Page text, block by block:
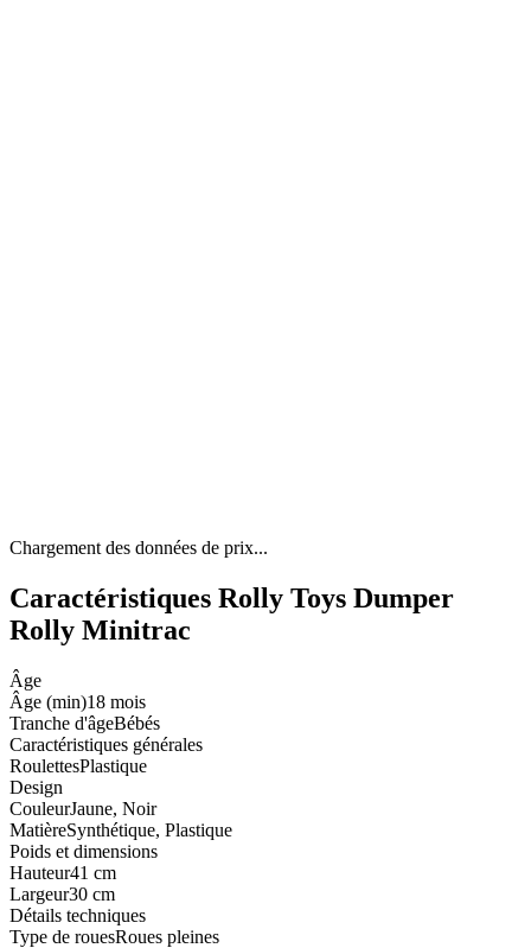
Chargement des données de prix...
Caractéristiques Rolly Toys Dumper
Rolly Minitrac
Âge
Âge (min)18 mois
Tranche d'âgeBébés
Caractéristiques générales
RoulettesPlastique
Design
CouleurJaune, Noir
MatièreSynthétique, Plastique
Poids et dimensions
Hauteur41 cm
Largeur30 cm
Détails techniques
Type de rouesRoues pleines